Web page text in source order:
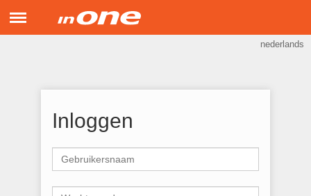
Menu
Inloggen
nederlands